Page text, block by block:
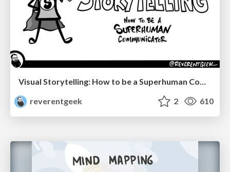
reverentgeek
2 610